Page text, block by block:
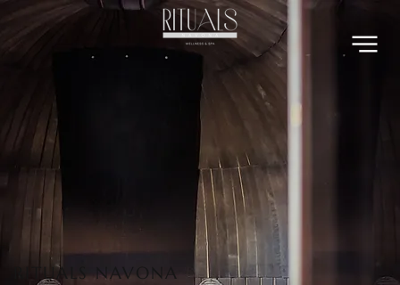
RITUALS NAVONA